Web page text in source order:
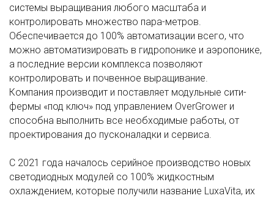
системы выращивания любого масштаба и
контролировать множество пара-метров.
Обеспечивается до 100% автоматизации всего, что
можно автоматизировать в гидропонике и аэропонике,
а последние версии комплекса позволяют
контролировать и почвенное выращивание.
Компания производит и поставляет модульные сити-
фермы «под ключ» под управлением OverGrower и
способна выполнить все необходимые работы, от
проектирования до пусконаладки и сервиса.
С 2021 года началось серийное производство новых
светодиодных модулей со 100% жидкостным
охлаждением, которые получили название LuxaVita, их